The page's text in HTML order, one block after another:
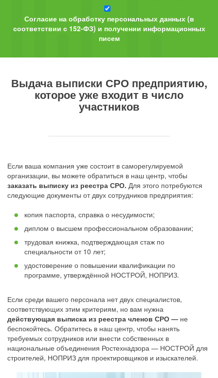
Согласие на обработку персональных данных (в
соответствии с 152-ФЗ) и получении информационных
писем
Выдача выписки СРОпредприятию,
которое уже входит в число
участников
Если ваша компания уже состоит в саморегулируемой
организации, вы можете обратиться в наш центр, чтобы
заказать выписку из реестра СРО. Для этого потребуются
следующие документы от двух сотрудников предприятия:
копия паспорта, справка о несудимости;
диплом о высшем профессиональном образовании;
трудовая книжка, подтверждающая стаж по
специальности от 10 лет;
удостоверение о повышении квалификации по
программе, утверждённой НОСТРОЙ, НОПРИЗ.
Если среди вашего персонала нет двух специалистов,
соответствующих этим критериям, но вам нужна
действующая выписка из реестра членов СРО — не
беспокойтесь. Обратитесь в наш центр, чтобы нанять
требуемых сотрудников или внести собственных в
национальные объединения Ростехнадзора — НОСТРОЙ для
строителей, НОПРИЗ для проектировщиков и изыскателей.